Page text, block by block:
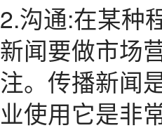
2.沟通:在某种
新闻要做市场
注。传播新闻
业使用它是非